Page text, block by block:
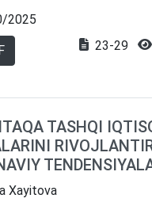
ham muhim
savdo
ularning iqtisodiy
qilish bo‘yicha
2025
23-29
TASHQI
Xayitova